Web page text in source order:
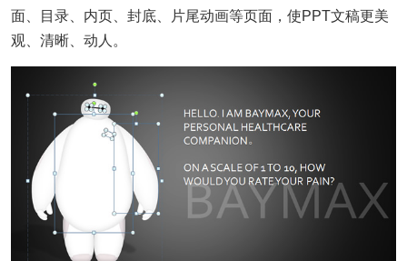
面、目录、内页、封底、片尾动画等页面，使PPT文稿更美
观、清晰、动人。